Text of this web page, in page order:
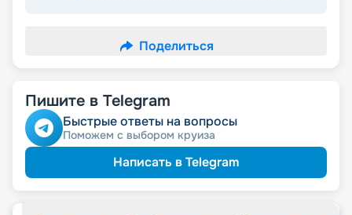
Поделиться
Пишите в Telegram
Быстрые ответы на вопросы
Поможем с выбором круиза
Написать в Telegram